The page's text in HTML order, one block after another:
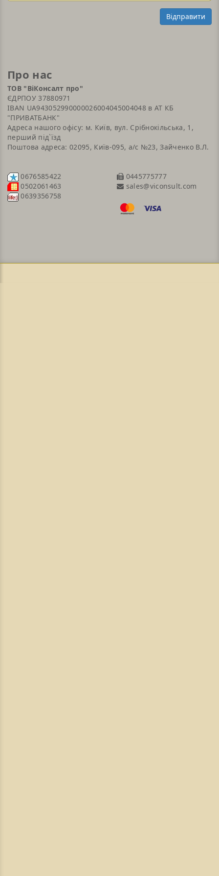
Відправити
Про нас
ТОВ "ВіКонсалт про"
ЄДРПОУ 37880971
IBAN UA943052990000026004045004048 в АТ КБ
"ПРИВАТБАНК"
Адреса нашого офісу: м. Київ, вул. Срібнокільська, 1,
перший під`їзд
Поштова адреса: 02095, Київ-095, а/с №23, Зайченко В.Л.
0676585422
0502061463
0639356758
0445775777
sales@viconsult.com